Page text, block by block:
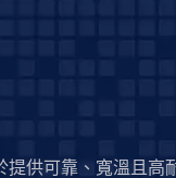
提供可靠、寬溫且高